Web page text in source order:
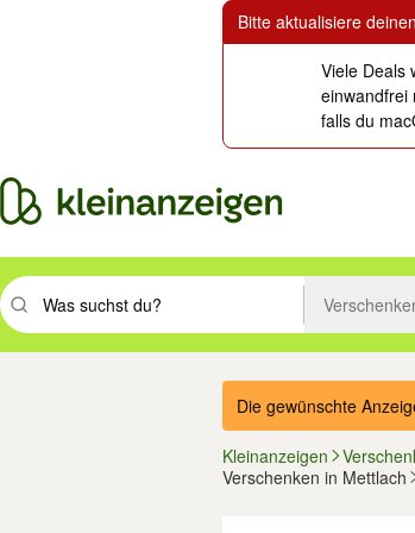
Bitte aktualisiere
Viele Deals
einwandfrei
falls du
Suchbegriff eingeben. Eingabetaste drücken um zu
Die gewünschte
Kleinanzeigen
Verschenken in Mettlach